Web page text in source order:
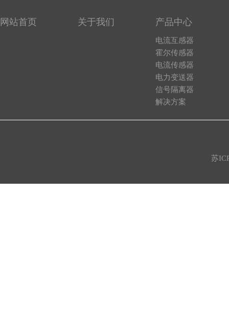
网站首页 关于我们 产品中心
电流互感器
霍尔传感器
电流传感器
电力变送器
信号隔离器
解决方案
苏